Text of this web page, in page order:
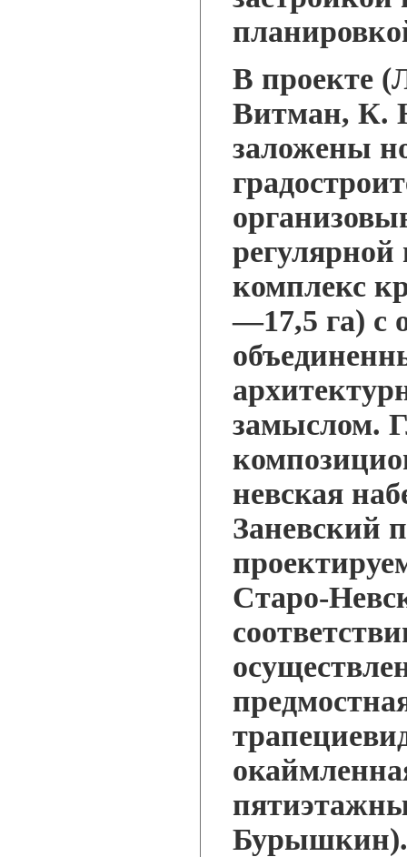
В проекте
Витман, К.
заложены
комплекс
—17,5 га) с
замыслом.
невская
Заневский
Старо-
Бурышкин).